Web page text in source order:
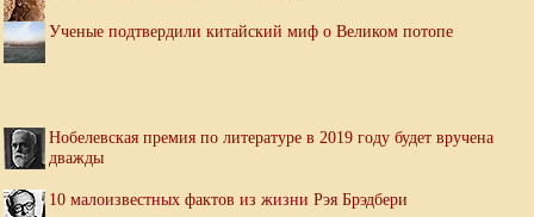
Ученые подтвердили китайский миф о Великом потопе
Нобелевская премия по литературе в 2019 году будет вручена
дважды
10 малоизвестных фактов из жизни Рэя Брэдбери